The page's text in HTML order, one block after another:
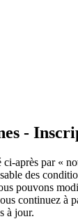
-
après par «
des
pouvons
continuez à
à jour.